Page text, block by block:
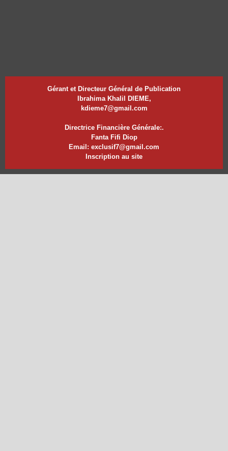
Gérant et Directeur Général de Publication
Ibrahima Khalil DIEME,
kdieme7@gmail.com
Directrice Financière Générale:.
Fanta Fifi Diop
Email: exclusif7@gmail.com
Inscription au site